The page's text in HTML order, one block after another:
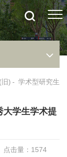
旧) - 学术型研究生
大学生学术提
点击量： 1574